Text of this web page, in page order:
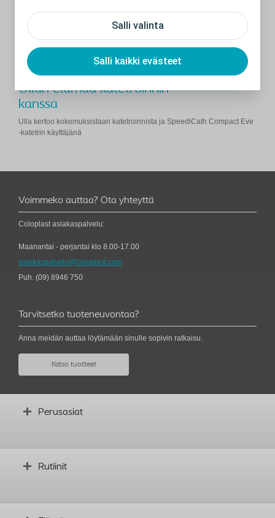
Salli valinta
Salli kaikki evästeet
Ullan elämää katetroinnin
kanssa
Ulla kertoo kokemuksistaan katetroinnista ja SpeediCath Compact Eve
-katetrin käyttäjänä
Voimmeko auttaa? Ota yhteyttä
Coloplast asiakaspalvelu:
Maanantai - perjantai klo 8.00-17.00
asiakaspalvelu@coloplast.com
Puh. (09) 8946 750
Tarvitsetko tuoteneuvontaa?
Anna meidän auttaa löytämään sinulle sopivin ratkaisu.
Katso tuotteet
Perusasiat
Kuinka virtsarakko toimii
Rutiinit